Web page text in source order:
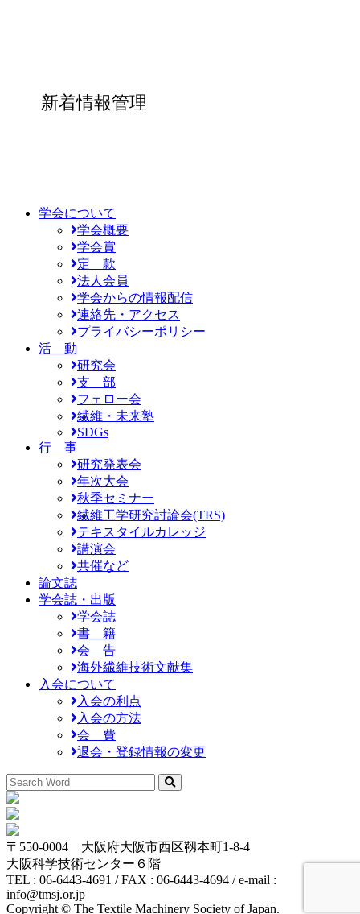
新着情報管理
学会について
学会概要
学会賞
定 款
法人会員
学会からの情報配信
連絡先・アクセス
プライバシーポリシー
活 動
研究会
支 部
フェロー会
繊維・未来塾
SDGs
行 事
研究発表会
年次大会
秋季セミナー
繊維工学研究討論会(TRS)
テキスタイルカレッジ
講演会
共催など
論文誌
学会誌・出版
学会誌
書 籍
会 告
海外繊維技術文献集
入会について
入会の利点
入会の方法
会 費
退会・登録情報の変更
〒550-0004 大阪府大阪市西区靱本町1-8-4
大阪科学技術センター６階
TEL : 06-6443-4691 / FAX : 06-6443-4694 / e-mail :
info@tmsj.or.jp
Copyright © The Textile Machinery Society of Japan.